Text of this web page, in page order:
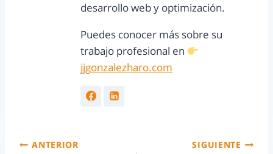
desarrollo web y optimización.
Puedes conocer más sobre su
trabajo profesional en
jjgonzalezharo.com
ANTERIOR SIGUIENTE